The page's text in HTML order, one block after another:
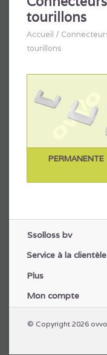
tourillons
Accueil /
tourillons
PERMANENTE
Ssolloss bv
Service à la clientèle
Plus
Mon compte
© Copyright 2026